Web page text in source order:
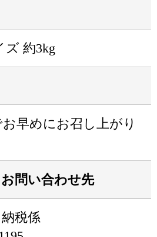
ズ 約3kg
早めにお召し上がり
問い合わせ先
税係